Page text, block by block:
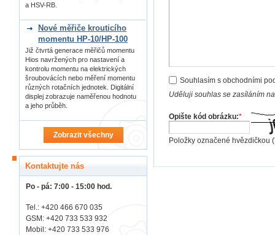
Souhlasím s obchodními
Uděluji souhlas se zasíláním
Opište kód obrázku:*
Položky označené hvězdičkou (
a HSV-RB.
Nové měřiče krouticího
momentu HP-10/HP-100
Již čtvrtá generace měřičů momentu
Hios navržených pro nastavení a
kontrolu momentu na elektrických
šroubovácích nebo měření momentu
různých rotačních jednotek. Digitální
displej zobrazuje naměřenou hodnotu
a jeho průběh.
Zobrazit všechny
Kontaktujte nás
Po - pá: 7:00 - 15:00 hod.
Tel.: +420 466 670 035
GSM: +420 733 533 932
Mobil: +420 733 533 976